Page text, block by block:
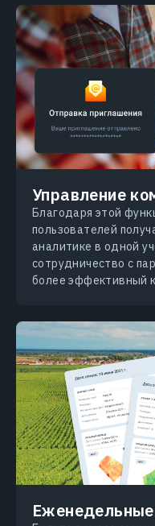
Управление
Благодаря этой
пользователей
аналитике в одной
сотрудничество с
более эффективный